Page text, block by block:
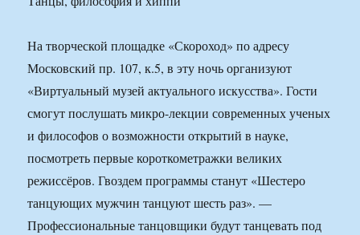
На творческой площадке «Скороход» по адресу
Московский пр. 107, к.5, в эту ночь организуют
«Виртуальный музей актуального искусства». Гости
смогут послушать микро-лекции современных ученых
и философов о возможности открытий в науке,
посмотреть первые короткометражки великих
режиссёров. Гвоздем программы станут «Шестеро
танцующих мужчин танцуют шесть раз». —
Профессиональные танцовщики будут танцевать под